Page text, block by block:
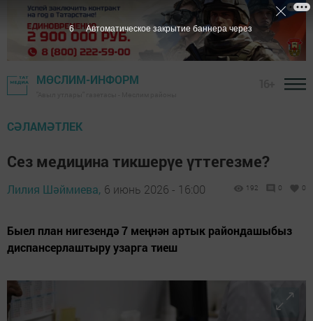
МӨСЛИМ-ИНФОРМ
СӘЛАМӘТЛЕК
Сез медицина тикшерүе үттегезме?
Лилия Шәймиева, 6 июнь 2026 - 16:00 192 0 0
Быел план нигезендә 7 меңнән артык райондашыбыз
диспансерлаштыру узарга тиеш
5 Автоматическое закрытие баннера через